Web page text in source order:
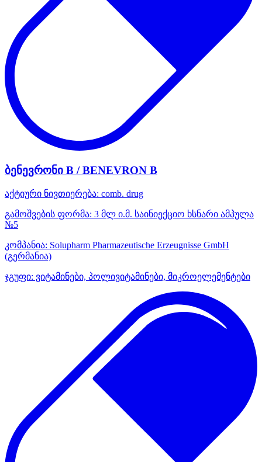
ბენევრონი B / BENEVRON B
აქტიური ნივთიერება: comb. drug
გამოშვების ფორმა: 3 მლ ი.მ. საინიექციო ხსნარი ამპულა
№5
კომპანია: Solupharm Pharmazeutische Erzeugnisse GmbH
(გერმანია)
ჯგუფი: ვიტამინები, პოლივიტამინები, მიკროელემენტები